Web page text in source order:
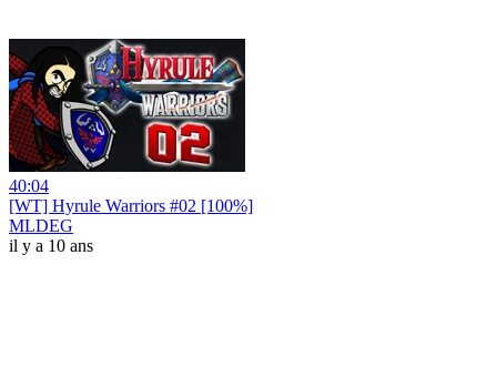
40:04
[WT] Hyrule Warriors #02 [100%]
MLDEG
il y a 10 ans